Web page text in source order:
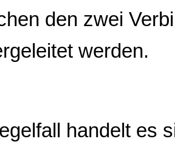
den zwei
werden.
handelt es